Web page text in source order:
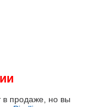
в продаже, но вы